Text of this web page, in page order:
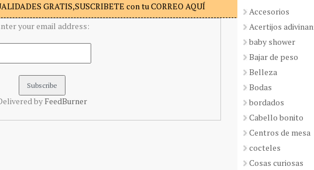
GRATIS,SUSCRIBETE con tu CORREO AQUÍ
your email address:
by FeedBurner
Accesorios
Acertijos
baby shower
Bajar de peso
Belleza
Bodas
bordados
Cabello bonito
Centros de mesa
cocteles
Cosas curiosas